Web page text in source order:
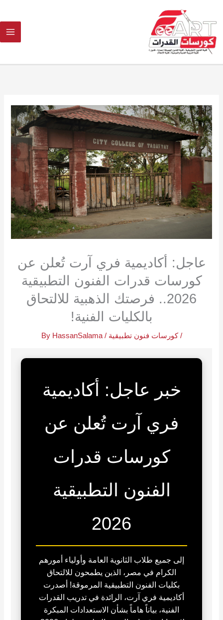
content
عاجل: أكاديمية فري آرت تُعلن عن
كورسات قدرات الفنون التطبيقية
2026.. فرصتك الذهبية للالتحاق
بالكليات الفنية!
/كورسات فنون تطبيقية / By
HassanSalama
خبر عاجل: أكاديمية
فري آرت تُعلن عن
كورسات قدرات
الفنون التطبيقية
2026
إلى جميع طلاب الثانوية العامة وأولياء أمورهم
الكرام في مصر، الذين يطمحون للالتحاق
بكليات الفنون التطبيقية المرموقة! أصدرت
أكاديمية فري آرت، الرائدة في تدريب القدرات
الفنية، بياناً هاماً بشأن الاستعدادات المبكرة